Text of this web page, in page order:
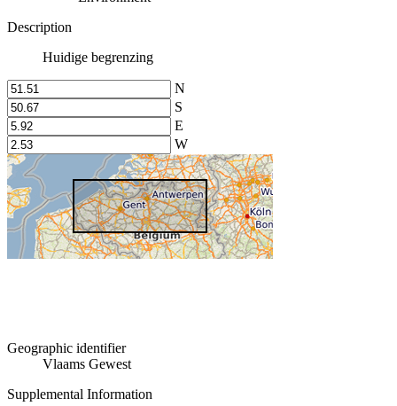
Description
Huidige begrenzing
N
S
E
W
Geographic identifier
Vlaams Gewest
Supplemental Information